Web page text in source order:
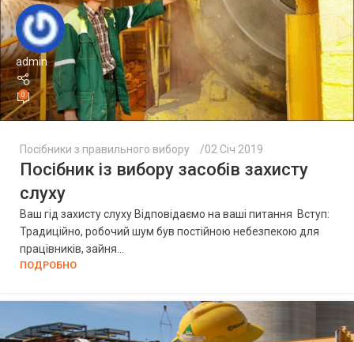
admin
0
Посібники з правильного вибору 02 Січ 2019
Посібник із вибору засобів захисту
слуху
Ваш гід захисту слуху Відповідаємо на ваші питання Вступ:
Традиційно, робочий шум був постійною небезпекою для
працівників, зайня...
ПОДРОБНО